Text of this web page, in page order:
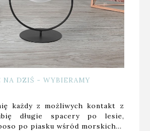
NA DZIŚ - WYBIERAMY
każdy z możliwych kontakt z
długie spacery po lesie,
po piasku wśród morskich…